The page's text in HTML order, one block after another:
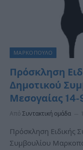
ΜΑΡΚΟΠΟΥΛΟ
Πρόσκληση
Δημοτικού
Μεσογαίας
Από Συντακτική ομάδα
Πρόσκληση Ειδικής
Συμβουλίου